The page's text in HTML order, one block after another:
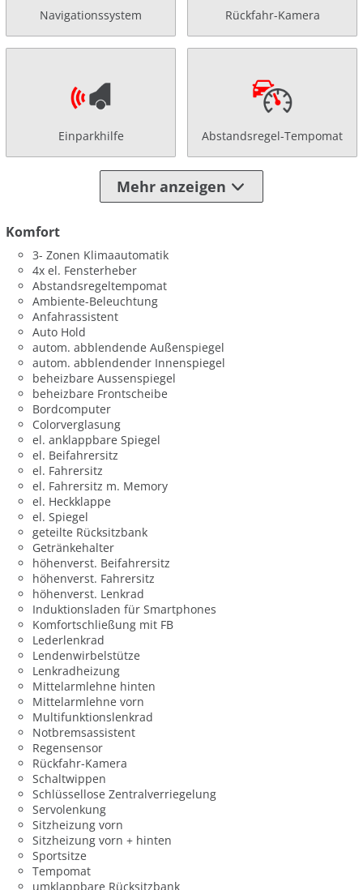
Navigationssystem Rückfahr-Kamera
Einparkhilfe Abstandsregel-Tempomat
Mehr anzeigen
Komfort
3- Zonen Klimaautomatik
4x el. Fensterheber
Abstandsregeltempomat
Ambiente-Beleuchtung
Anfahrassistent
Auto Hold
autom. abblendende Außenspiegel
autom. abblendender Innenspiegel
beheizbare Aussenspiegel
beheizbare Frontscheibe
Bordcomputer
Colorverglasung
el. anklappbare Spiegel
el. Beifahrersitz
el. Fahrersitz
el. Fahrersitz m. Memory
el. Heckklappe
el. Spiegel
geteilte Rücksitzbank
Getränkehalter
höhenverst. Beifahrersitz
höhenverst. Fahrersitz
höhenverst. Lenkrad
Induktionsladen für Smartphones
Komfortschließung mit FB
Lederlenkrad
Lendenwirbelstütze
Lenkradheizung
Mittelarmlehne hinten
Mittelarmlehne vorn
Multifunktionslenkrad
Notbremsassistent
Regensensor
Rückfahr-Kamera
Schaltwippen
Schlüssellose Zentralverriegelung
Servolenkung
Sitzheizung vorn
Sitzheizung vorn + hinten
Sportsitze
Tempomat
umklappbare Rücksitzbank